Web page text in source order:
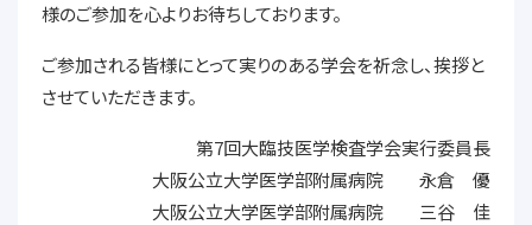
様のご参加を心よりお待ちしております。
ご参加される皆様にとって実りのある学会を祈念し、挨拶と
させていただきます。
第7回大臨技医学検査学会実行委員長
大阪公立大学医学部附属病院 永倉 優
大阪公立大学医学部附属病院 三谷 佳